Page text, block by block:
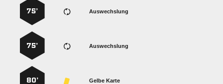
Auswechslung
75’
Auswechslung
75’
Gelbe Karte
80’